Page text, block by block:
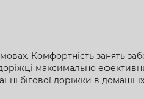
Комфортність занять
максимально
бігової доріжки в